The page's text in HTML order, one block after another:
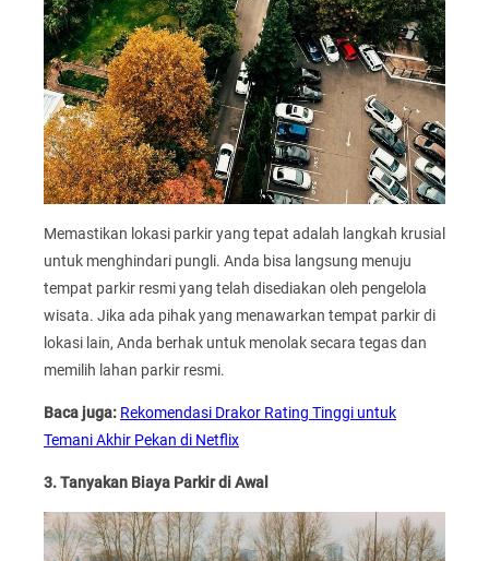
Memastikan lokasi parkir yang tepat adalah langkah krusial
untuk menghindari pungli. Anda bisa langsung menuju
tempat parkir resmi yang telah disediakan oleh pengelola
wisata. Jika ada pihak yang menawarkan tempat parkir di
lokasi lain, Anda berhak untuk menolak secara tegas dan
memilih lahan parkir resmi.
Baca juga: Rekomendasi Drakor Rating Tinggi untuk
Temani Akhir Pekan di Netflix
3. Tanyakan Biaya Parkir di Awal